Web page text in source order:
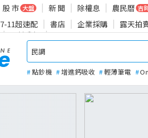
股 市 大盤 新 聞 除權息 農民曆 吉
7-11超速配 書店 企業採購
露天拍
關於我們
#點鈔機 #增進鈣吸收 #輕薄筆電 #